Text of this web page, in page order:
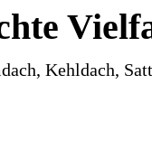
Kehldach,